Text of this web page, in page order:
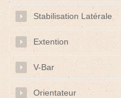
Stabilisation Latérale
Extention
V-Bar
Orientateur